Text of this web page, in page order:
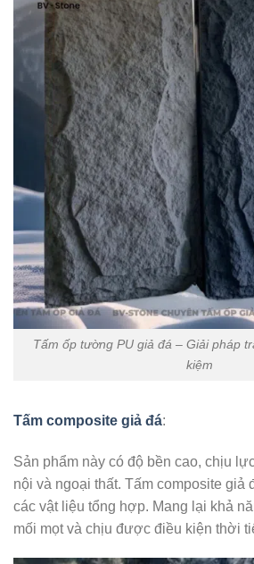
Tấm ốp tường PU giả đá – Giải pháp
kiệm
Tấm composite giả đá:
Sản phẩm này có độ bền cao, chịu
nội và ngoại thất. Tấm composite giả
các vật liệu tổng hợp. Mang lại khả
mối mọt và chịu được điều kiện thời